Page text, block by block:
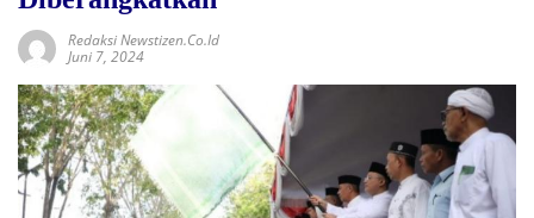
Redaksi Newstizen.co.id
Juni 7, 2024